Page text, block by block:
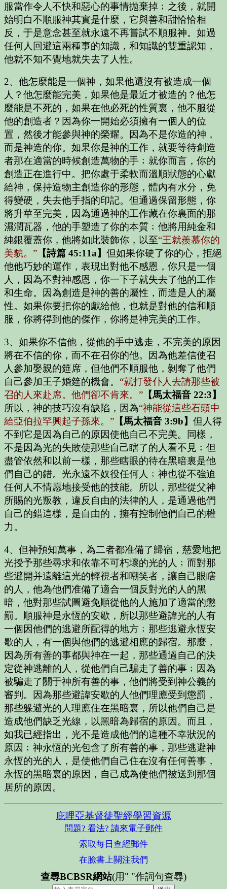
服當作令人不快和惡心的事情拋棄掉﹔之後，就開
始明白不順服神其實是什麼，它與善和甜恰恰相
反，于是意念甚至就永遠不再嘗試不順服神。如過
任何人回避這兩種事的知識，和知識的雙重認知，
他就不知不覺地就失去了人性。
2、他怎麼能是一個神，如果他還沒有被造成一個
人？他怎麼能完美，如果他是最近才被造的？他怎
麼能是不死的，如果在他必死的性質裏，他不服從
他的創造者？因為你一開始必須擁有一個人的位
置，然後才能參與神的榮耀。因為不是你造的神，
而是神造的你。如果你是神的工作，就要等待創造
者那在適當的時候創造萬物的手﹔就你而言，你的
創造正在進行中。把你處于柔軟而溫順狀態的心獻
給神，保持造物主創造你的形態，體內有水分，免
得變硬，失去他手指的印記。但通過保留形態，你
將升華至完美，因為通過神的工作藏在你裏面的那
濕潤瓦器，他的手塑造了你的本質﹔他將用純金和
純銀覆蓋你，他將如此裝飾你，以至“王就羨慕你的
美貌。” 【詩篇 45:11a】 但如果你硬了你的心，拒絕
他他巧妙的運作，表現出對他不感恩，你只是一個
人，因為不對神感恩，你一下子就失去了他的工作
和生命。因為創造是神的善的屬性，而造是人的屬
性。如果你要把你的獻給他，也就是對他的信和順
服，你將得到他的傑作，你將是神完美的工作。
3、如果你不信他，從他的手中逃走，不完美的原因
將在不信的你，而不在召你的他。因為他差信使召
人參加娶親的筵席，但他們不順服他，剝奪了他們
自己參加王子婚筵的機會。 “就打發仆人去請那些被
召的人來赴席。他們卻不肯來。” 【馬太福音 22:3】
所以，神的技巧沒有缺陷，因為“神能從這些石頭中
給亞伯拉罕興起子孫來。” 【馬太福音 3:9b】 但人得
不到它是因為自己的原因使他自己不完美。同樣，
不是因為光的失敗使那些自己瞎了的人看不見﹔但
盡管依然和以前一樣，那些瞎眼的待在黑暗裏是他
們自己的錯。光永遠不奴役任何人﹔神也從不強迫
任何人不情愿地接受他的技能。所以，那些從父神
所賜的光叛教，違反自由的法律的人，是通過他們
自己的錯這樣，是自由的，擁有控制他們自己的權
力。
4、但神預知萬事，為二者都准備了歸宿，慈愛地把
光授予那些尋求和依靠不可朽壞的光的人﹔而對那
些避開并遠離這光的輕視者和嘲笑者，讓自己眼瞎
的人，他為他們准備了適合一個反對光的人的黑
暗，他對那些試圖避免順從他的人施加了適當的懲
罰。順服神是永恆的安歇，所以那些避諱光的人有
一個因他們的逃避所配得的地方﹔那些逃避永恆安
歇的人，有一個與他們的逃避相應的歸宿。那麼，
因為所有善的事都與神在一起，那些通過自己的決
定從神逃離的人，從他們自己騙走了善的事﹔因為
被騙走了關于神所有善的事，他們將受到神公義的
審判。因為那些避諱安歇的人他們理應受到懲罰，
那些躲避光的人理應住在黑暗裏，所以他們自己是
造成他們缺乏光線，以黑暗為歸宿的原因。而且，
如我已經指出，光不是造成他們的這種不幸狀況的
原因﹔神永恆的光包含了所有善的事，那些逃避神
永恆的光的人，是使他們自己住在沒有任何善事，
永恆的黑暗裏的原因，自己成為使他們被送到那個
居所的原因。
庇哩亞基督徒聖經學習資源
問題? 看法? 請來電子郵件
索取每日查經郵件
在臉書上關注我們
查尋BCBSR網站(用" "作詞句查尋)